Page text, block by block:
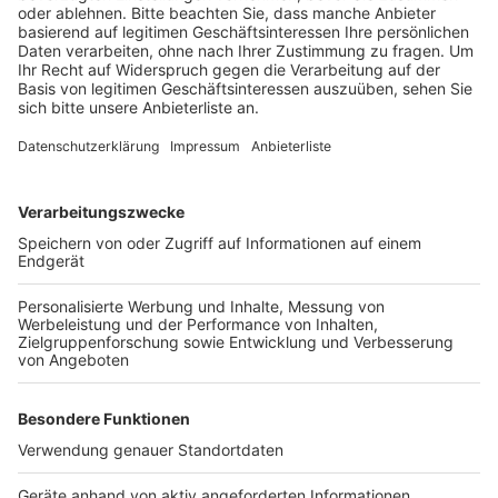
Veröffentlicht:Montag, 04.05.2020 16:21
Anzeige
Die Einschränkung gilt von Dienstag bis Donnerstag in
Bauarbeiten: der Landesbetrieb Straßen.NRW errichtet
Schutzwände für den Abriss der alten A3-Brücke.
Anzeige